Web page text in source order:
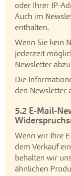
oder Ihrer IP-
Auch im
enthalten.
Wenn Sie kein
jederzeit
Newsletter
Die
den Newsletter
5.2 E-Mail-
Wenn wir Ihre
dem Verkauf
behalten wir
ähnlichen